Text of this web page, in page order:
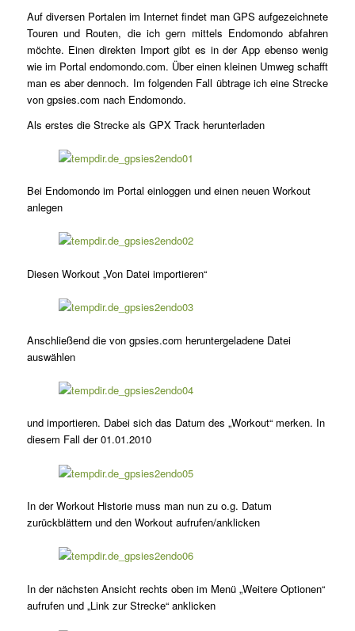
Auf diversen Portalen im Internet findet man GPS aufgezeichnete
Touren und Routen, die ich gern mittels Endomondo abfahren
möchte. Einen direkten Import gibt es in der App ebenso wenig
wie im Portal endomondo.com. Über einen kleinen Umweg schafft
man es aber dennoch. Im folgenden Fall übtrage ich eine Strecke
von gpsies.com nach Endomondo.
Als erstes die Strecke als GPX Track herunterladen
Bei Endomondo im Portal einloggen und einen neuen Workout
anlegen
Diesen Workout „Von Datei importieren“
Anschließend die von gpsies.com heruntergeladene Datei
auswählen
und importieren. Dabei sich das Datum des „Workout“ merken. In
diesem Fall der 01.01.2010
In der Workout Historie muss man nun zu o.g. Datum
zurückblättern und den Workout aufrufen/anklicken
In der nächsten Ansicht rechts oben im Menü „Weitere Optionen“
aufrufen und „Link zur Strecke“ anklicken